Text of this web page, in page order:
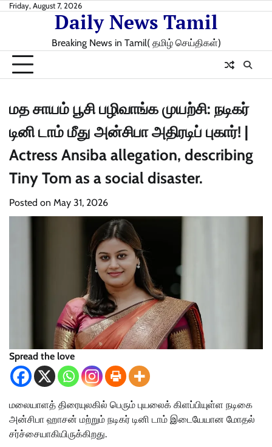
SkipFriday, August 7, 2026
Daily News Tamil
Breaking News in Tamil( தமிழ் செய்திகள்)
மத சாயம் பூசி பழிவாங்க முயற்சி: நடிகர்
டினி டாம் மீது அன்சிபா அதிரடிப் புகார்! |
Actress Ansiba allegation, describing
Tiny Tom as a social disaster.
Posted on May 31, 2026
Spread the love
மலையாளத் திரையுலகில் பெரும் புயலைக் கிளப்பியுள்ள நடிகை
அன்சிபா ஹாசன் மற்றும் நடிகர் டினி டாம் இடையேயான மோதல்
சர்ச்சையாகியிருக்கிறது.